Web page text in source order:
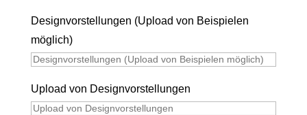
Designvorstellungen (Upload von Beispielen
möglich)
Upload von Designvorstellungen